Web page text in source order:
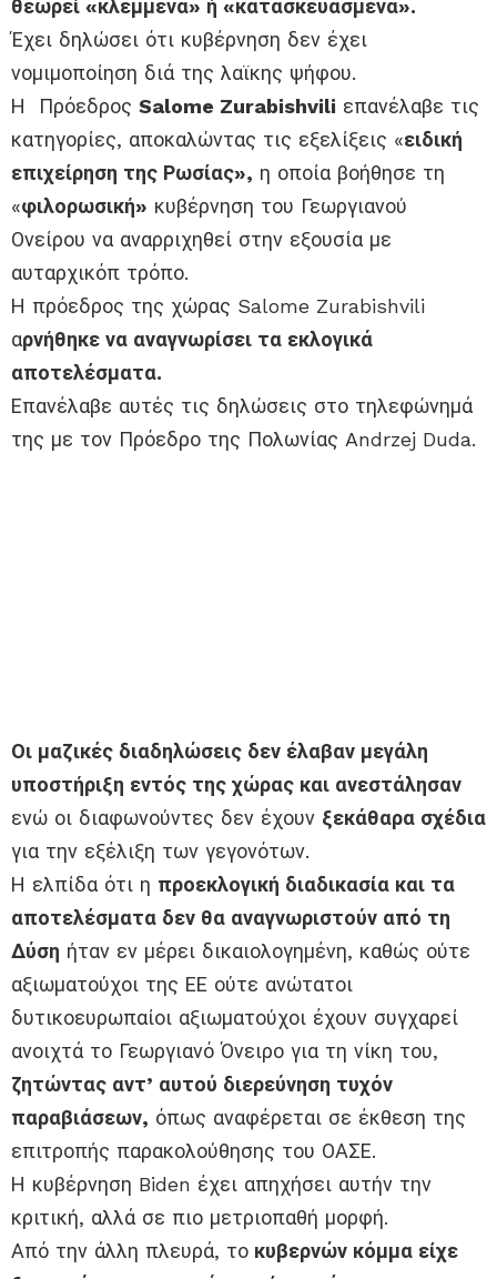
θεωρεί «κλεμμένα» ή «κατασκευασμένα».
Έχει δηλώσει ότι κυβέρνηση δεν έχει
νομιμοποίηση διά της λαϊκης ψήφου.
Η Πρόεδρος Salome Zurabishvili επανέλαβε τις
κατηγορίες, αποκαλώντας τις εξελίξεις «ειδική
επιχείρηση της Ρωσίας», η οποία βοήθησε τη
«φιλορωσική» κυβέρνηση του Γεωργιανού
Ονείρου να αναρριχηθεί στην εξουσία με
αυταρχικόπ τρόπο.
Η πρόεδρος της χώρας Salome Zurabishvili
αρνήθηκε να αναγνωρίσει τα εκλογικά
αποτελέσματα.
Επανέλαβε αυτές τις δηλώσεις στο τηλεφώνημά
της με τον Πρόεδρο της Πολωνίας Andrzej Duda.
Οι μαζικές διαδηλώσεις δεν έλαβαν μεγάλη
υποστήριξη εντός της χώρας και ανεστάλησαν
ενώ οι διαφωνούντες δεν έχουν ξεκάθαρα σχέδια
για την εξέλιξη των γεγονότων.
Η ελπίδα ότι η προεκλογική διαδικασία και τα
αποτελέσματα δεν θα αναγνωριστούν από τη
Δύση ήταν εν μέρει δικαιολογημένη, καθώς ούτε
αξιωματούχοι της ΕΕ ούτε ανώτατοι
δυτικοευρωπαίοι αξιωματούχοι έχουν συγχαρεί
ανοιχτά το Γεωργιανό Όνειρο για τη νίκη του,
ζητώντας αντ’ αυτού διερεύνηση τυχόν
παραβιάσεων, όπως αναφέρεται σε έκθεση της
επιτροπής παρακολούθησης του ΟΑΣΕ.
Η κυβέρνηση Biden έχει απηχήσει αυτήν την
κριτική, αλλά σε πιο μετριοπαθή μορφή.
Από την άλλη πλευρά, το κυβερνών κόμμα είχε